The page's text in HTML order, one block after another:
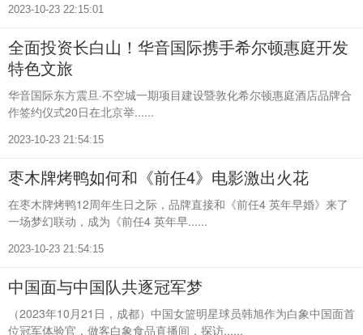
2023-10-23 22:15:01
全面投资长白山！华音国际携手希尔顿惠庭开发
特色文旅
华音国际东方震旦·不空城一期项目建设暨敦化希尔顿惠庭酒店品牌合
作签约仪式20日在北京举......
2023-10-23 21:54:15
枣木牌烤鸭如何和《前任4》电影激出火花
在枣木牌烤鸭12周年生日之际，品牌直接和《前任4 英年早婚》来了
一场梦幻联动，成为《前任4 英年早......
2023-10-23 21:54:15
中国面与中国队共逐冠军梦
（2023年10月21日，成都）中国女篮明星球员韩旭作为白象中国面首
位冠军体验官，做客白象食品直播间，探访......